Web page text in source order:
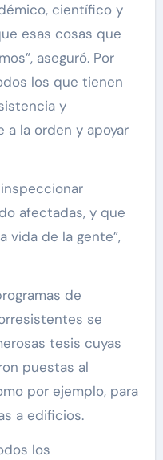
científico y
esas cosas que
aseguró. Por
los que tienen
y
a la orden y apoyar
afectadas, y que
vida de la gente”,
de
se
tesis cuyas
puestas al
por ejemplo, para
a edificios.
los